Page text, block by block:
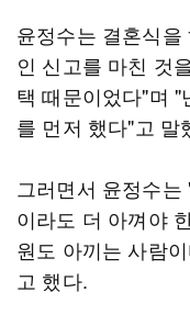
윤정수는 결혼식
인 신고를 마친 것
택 때문이었다"며
를 먼저 했다"고 말
그러면서 윤정수
이라도 더 아껴야
원도 아끼는 사람
고 했다.